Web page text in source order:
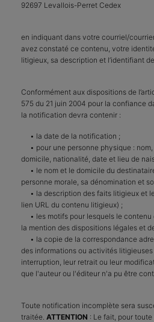
92697 Levallois-Perret Cedex
en indiquant dans votre courriel/
avez constaté ce contenu, votre
litigieux, sa description et l’identifiant
Conformément aux dispositions de
575 du 21 juin 2004 pour la confiance
la notification devra contenir :
• la date de la notification ;
• pour une personne physique : nom,
domicile, nationalité, date et lieu de
• le nom et le domicile du
personne morale, sa dénomination et
• la description des faits litigieux et
lien URL du contenu litigieux) ;
• les motifs pour lesquels le contenu
la mention des dispositions légales et
• la copie de la correspondance
des informations ou activités
interruption, leur retrait ou leur
que l'auteur ou l'éditeur n'a pu être
Toute notification incomplète sera
traitée. ATTENTION : Le fait, pour